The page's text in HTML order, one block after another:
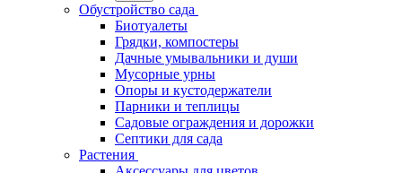
Обустройство сада
Биотуалеты
Грядки, компостеры
Дачные умывальники и души
Мусорные урны
Опоры и кустодержатели
Парники и теплицы
Садовые ограждения и дорожки
Септики для сада
Растения